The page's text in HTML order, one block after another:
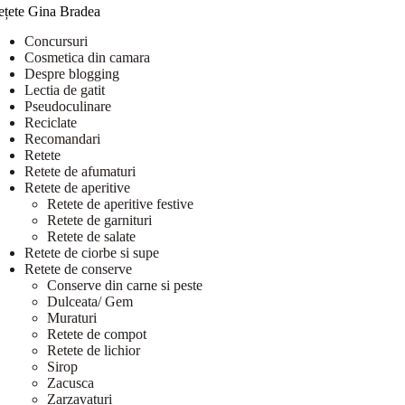
Gina Bradea
Concursuri
Cosmetica din camara
Despre blogging
Lectia de gatit
Pseudoculinare
Reciclate
Recomandari
Retete
Retete de afumaturi
Retete de aperitive
Retete de aperitive festive
Retete de garnituri
Retete de salate
Retete de ciorbe si supe
Retete de conserve
Conserve din carne si peste
Dulceata/ Gem
Muraturi
Retete de compot
Retete de lichior
Sirop
Zacusca
Zarzavaturi